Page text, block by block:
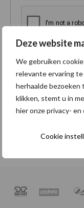
Deze website
We gebruiken
relevante ervaring
herhaalde
klikken, stemt u in
hier onze privacy-
Cookie
Je persoonlijke
ervaring op deze
tot je account te
zoals